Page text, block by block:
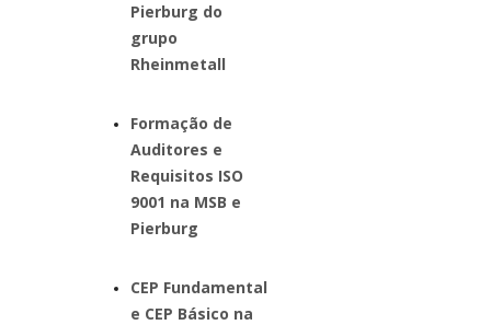
Pierburg do
grupo
Rheinmetall
Formação de
Auditores e
Requisitos ISO
9001 na MSB e
Pierburg
CEP Fundamental
e CEP Básico na